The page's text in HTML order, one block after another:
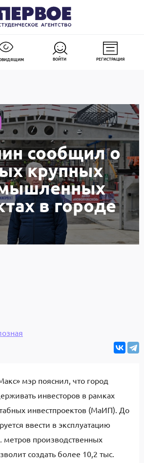
ВОЙТИ РЕГИСТРАЦИЯ
сообщил о
крупных
в городе
мэр пояснил, что город
инвесторов в рамках
инвестпроектов (МаИП). До
ввести в эксплуатацию
метров производственных
создать более 10,2 тыс.